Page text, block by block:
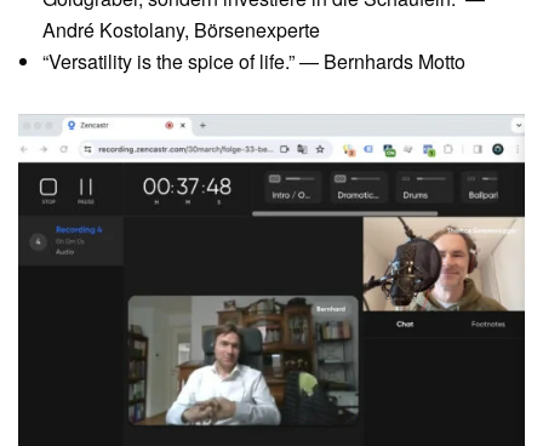
André Kostolany, Börsenexperte
“Versatility is the spice of life.” — Bernhards Motto